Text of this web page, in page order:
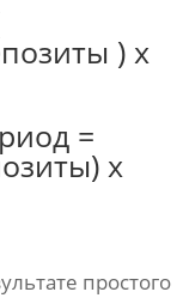
) х
=
х
простого